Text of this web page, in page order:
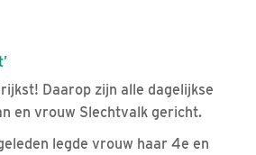
Daarop zijn alle dagelijkse
en vrouw Slechtvalk gericht.
legde vrouw haar 4e en